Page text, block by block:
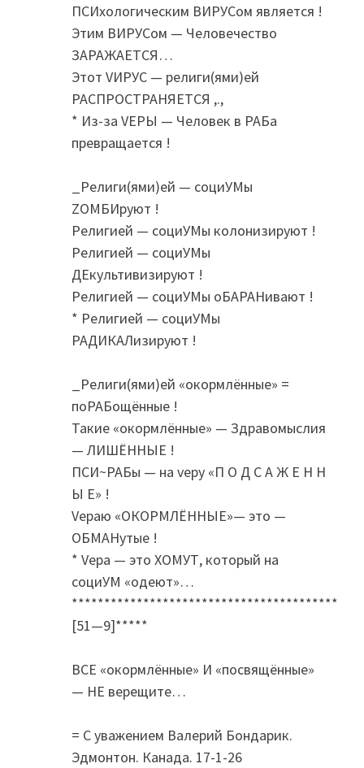
ПСИхологическим ВИРУСом является !
Этим ВИРУСом — Человечество
ЗАРАЖАЕТСЯ…
Этот VИРУС — религи(ями)ей
РАСПРОСТРАНЯЕТСЯ ,.,
* Из-за VЕРЫ — Человек в РАБа
превращается !
_Религи(ями)ей — социУМы
ZОМБИруют !
Религией — социУМы колонизируют !
Религией — социУМы
ДЕкультивизируют !
Религией — социУМы оБАРАНивают !
* Религией — социУМы
РАДИКАЛизируют !
_Религи(ями)ей «окормлённые» =
поРАБощённые !
Такие «окормлённые» — Здравомыслия
— ЛИШЁННЫЕ !
ПСИ~РАБы — на vеру «П О Д С А Ж Е Н Н
Ы Е» !
Vераю «ОКОРМЛЁННЫЕ»— это —
ОБМАНутые !
* Vера — это ХОМУТ, который на
социУМ «одеют»…
*****************************************
[51—9]*****
ВСЕ «окормлённые» И «посвящённые»
— НЕ верещите…
= С уважением Валерий Бондарик.
Эдмонтон. Канада. 17-1-26